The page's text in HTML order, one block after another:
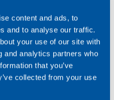
content and ads, to
and to analyse our traffic.
your use of our site with
and analytics partners who
that you’ve
collected from your use
commerciële en
voor IoT-
dataverbruik,